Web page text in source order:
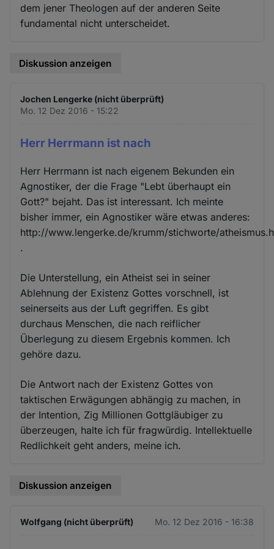
dem jener Theologen auf der anderen Seite
fundamental nicht unterscheidet.
Diskussion anzeigen
Jochen Lengerke (nicht überprüft)
Mo. 12 Dez 2016 - 15:22
Herr Herrmann ist nach
Herr Herrmann ist nach eigenem Bekunden ein
Agnostiker, der die Frage "Lebt überhaupt ein
Gott?" bejaht. Das ist interessant. Ich meinte
bisher immer, ein Agnostiker wäre etwas anderes:
http://www.lengerke.de/krumm/stichworte/
.
Die Unterstellung, ein Atheist sei in seiner
Ablehnung der Existenz Gottes vorschnell, ist
seinerseits aus der Luft gegriffen. Es gibt
durchaus Menschen, die nach reiflicher
Überlegung zu diesem Ergebnis kommen. Ich
gehöre dazu.
Die Antwort nach der Existenz Gottes von
taktischen Erwägungen abhängig zu machen, in
der Intention, Zig Millionen Gottgläubiger zu
überzeugen, halte ich für fragwürdig. Intellektuelle
Redlichkeit geht anders, meine ich.
Diskussion anzeigen
Wolfgang (nicht überprüft) Mo. 12 Dez 2016 - 16:38